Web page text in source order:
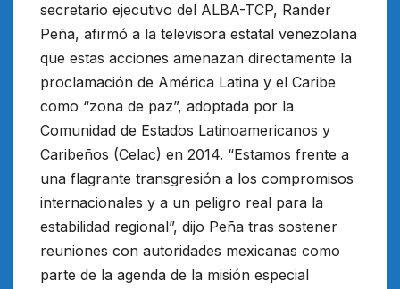
secretario ejecutivo del ALBA-TCP, Rander
Peña, afirmó a la televisora estatal venezolana
que estas acciones amenazan directamente la
proclamación de América Latina y el Caribe
como “zona de paz”, adoptada por la
Comunidad de Estados Latinoamericanos y
Caribeños (Celac) en 2014. “Estamos frente a
una flagrante transgresión a los compromisos
internacionales y a un peligro real para la
estabilidad regional”, dijo Peña tras sostener
reuniones con autoridades mexicanas como
parte de la agenda de la misión especial